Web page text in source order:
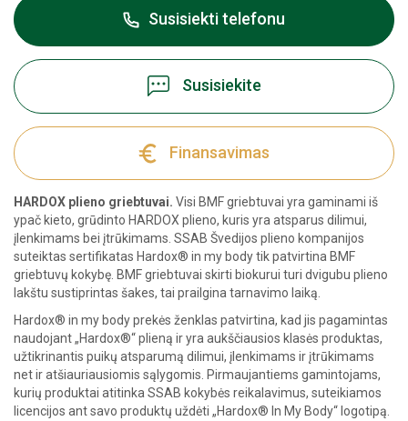
HARDOX plieno griebtuvai. Visi BMF griebtuvai yra gaminami iš
ypač kieto, grūdinto HARDOX plieno, kuris yra atsparus dilimui,
įlenkimams bei įtrūkimams. SSAB Švedijos plieno kompanijos
suteiktas sertifikatas Hardox® in my body tik patvirtina BMF
griebtuvų kokybę. BMF griebtuvai skirti biokurui turi dvigubu plieno
lakštu sustiprintas šakes, tai prailgina tarnavimo laiką.
Hardox® in my body prekės ženklas patvirtina, kad jis pagamintas
naudojant „Hardox®“ plieną ir yra aukščiausios klasės produktas,
užtikrinantis puikų atsparumą dilimui, įlenkimams ir įtrūkimams
net ir atšiauriausiomis sąlygomis. Pirmaujantiems gamintojams,
kurių produktai atitinka SSAB kokybės reikalavimus, suteikiamos
licencijos ant savo produktų uždėti „Hardox® In My Body“ logotipą.
Susisiekti telefonu
Susisiekite
Finansavimas